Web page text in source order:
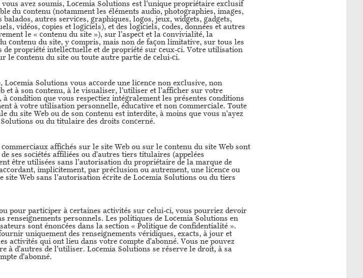
avez soumis, Locemia Solutions est l’unique propriétaire exclusif
du contenu (notamment les éléments audio, photographies, images,
autres services, graphiques, logos, jeux, widgets, gadgets,
vidéos, copies et logiciels), et des logiciels, codes, données et autres
le « contenu du site »), sur l’aspect et la convivialité, la
contenu du site, y compris, mais non de façon limitative, sur tous les
de propriété intellectuelle et de propriété sur ceux-ci. Votre utilisation
le contenu du site ou toute autre partie de celui-ci.
Locemia Solutions vous accorde une licence non exclusive, non
et à son contenu, à le visualiser, l’utiliser et l’afficher sur votre
condition que vous respectiez intégralement les présentes conditions
à votre utilisation personnelle, éducative et non commerciale. Toute
site Web ou de son contenu est interdite, à moins que vous n’ayez
ou du titulaire des droits concerné.
affichés sur le site Web ou sur le contenu du site Web sont
ses sociétés affiliées ou d’autres tiers titulaires (appelées
être utilisées sans l’autorisation du propriétaire de la marque de
implicitement, par préclusion ou autrement, une licence ou
Web sans l’autorisation écrite de Locemia Solutions ou du tiers
pour participer à certaines activités sur celui-ci, vous pourriez devoir
renseignements personnels. Les politiques de Locemia Solutions en
sont énoncées dans la section « Politique de confidentialité ».
uniquement des renseignements véridiques, exacts, à jour et
activités qui ont lieu dans votre compte d’abonné. Vous ne pouvez
à d’autres de l’utiliser. Locemia Solutions se réserve le droit, à sa
d’abonné.